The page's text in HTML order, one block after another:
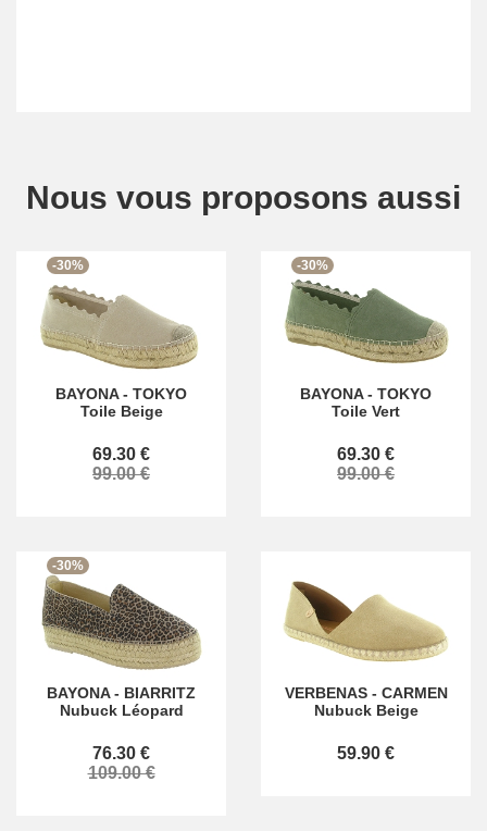
Nous vous proposons aussi
-30%
BAYONA- TOKYO
Toile Beige
69.30 €
99.00 €
-30%
BAYONA- TOKYO
Toile Vert
69.30 €
99.00 €
-30%
BAYONA- BIARRITZ
Nubuck Léopard
76.30 €
109.00 €
VERBENAS- CARMEN
Nubuck Beige
59.90 €